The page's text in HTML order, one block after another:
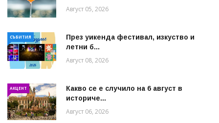
Август 05, 2026
СЪБИТИЯ
През уикенда фестивал, изкуство и
летни б...
Август 08, 2026
АКЦЕНТ
Какво се е случило на 6 август в
историче...
Август 06, 2026